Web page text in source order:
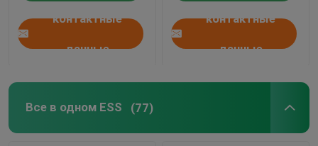
контактные
данные
контактные
данные
Все в одном ESS (77)